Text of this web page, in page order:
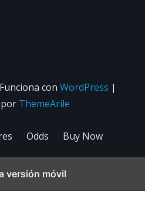
con WordPress |
por ThemeArile
Odds Buy Now
versión móvil